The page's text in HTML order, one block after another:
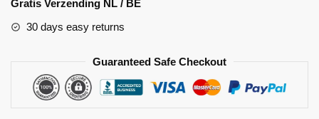
e
Gratis Verzending NL / BE
30 days easy returns
Guaranteed Safe Checkout